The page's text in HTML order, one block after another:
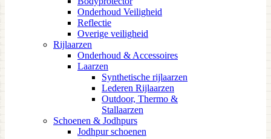
Onderhoud Veiligheid
Reflectie
Overige veiligheid
Rijlaarzen
Onderhoud & Accessoires
Laarzen
Synthetische rijlaarzen
Lederen Rijlaarzen
Outdoor, Thermo &
Stallaarzen
Schoenen & Jodhpurs
Jodhpur schoenen